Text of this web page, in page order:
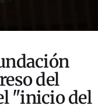
del
"inicio del